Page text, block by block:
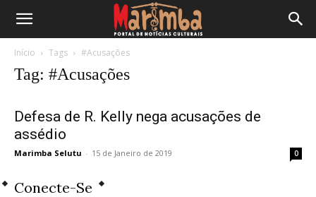
Início Tags #Acusações
Tag: #Acusações
Defesa de R. Kelly nega acusações de
assédio
Marimba Selutu - 15 de Janeiro de 2019 0
Conecte-Se